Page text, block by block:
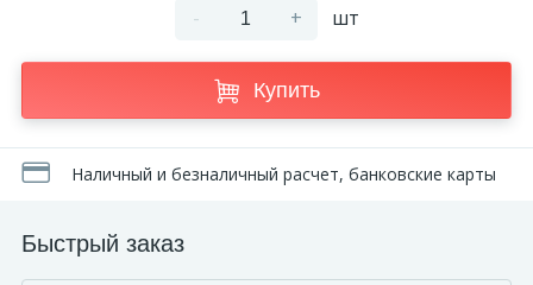
- + шт
Купить
Наличный и безналичный расчет, банковские карты
Быстрый заказ
Сотрудничество